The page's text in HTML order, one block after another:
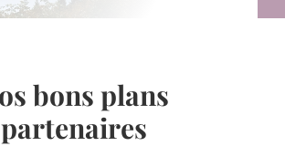
bons plans
partenaires